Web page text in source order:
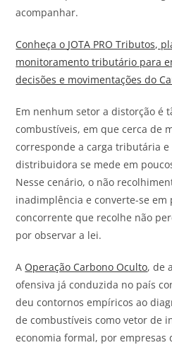
acompanhar.
Conheça o JOTA PRO Tributos,
monitoramento tributário para
decisões e movimentações do
Em nenhum setor a distorção é
combustíveis, em que cerca de
corresponde a carga tributária
distribuidora se mede em
Nesse cenário, o não
inadimplência e converte-se em
concorrente que recolhe não
por observar a lei.
A Operação Carbono Oculto, de
ofensiva já conduzida no país
deu contornos empíricos ao
de combustíveis como vetor de
economia formal, por empresas